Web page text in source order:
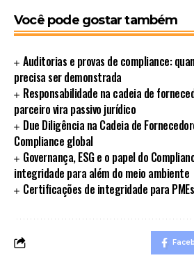
Você pode gostar também
Auditorias e provas de compliance:
precisa ser demonstrada
Responsabilidade na cadeia de
parceiro vira passivo jurídico
Due Diligência na Cadeia de
Compliance global
Governança, ESG e o papel do
integridade para além do meio ambiente
Certificações de integridade para PMEs